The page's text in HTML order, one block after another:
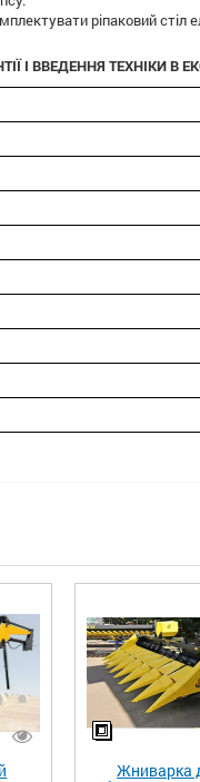
ріпаковий стіл
І ВВЕДЕННЯ ТЕХНІКИ В
Жниварка